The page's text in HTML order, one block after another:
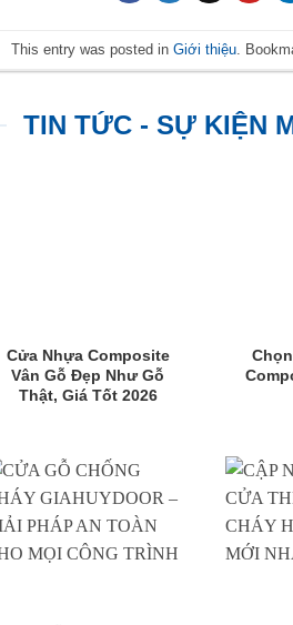
This entry was posted in Giới thiệu .
TIN TỨC - SỰ KIỆN
Cửa Nhựa Composite
Vân Gỗ Đẹp Như Gỗ
Thật, Giá Tốt 2026